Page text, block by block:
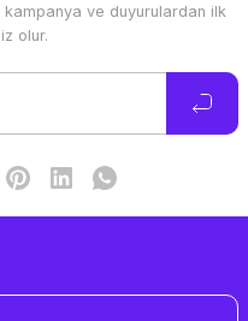
ve duyurulardan ilk
olur.